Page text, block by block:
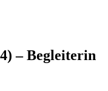
– Begleiterin